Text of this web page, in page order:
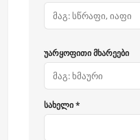
უარყოფითი მხარეები
სახელი *